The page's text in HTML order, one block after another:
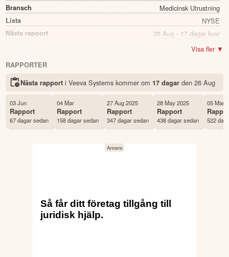
Bransch Medicinsk Utrustning
Lista NYSE
Nästa rapport 26 Aug - 17 dagar kvar
Veeva Systems
Land USA
Antal ägare Avanza 351 st
Antal ägare Nordnet 394 st
Visa fler ▼
RAPPORTER
Nästa rapport i Veeva Systems kommer om 17 dagarden 26 Aug
03 Jun
Rapport
67 dagar sedan
04 Mar
Rapport
158 dagar sedan
27 Aug 2025
Rapport
347 dagar sedan
28 May 2025
Rapport
438 dagar sedan
05 Mar
522